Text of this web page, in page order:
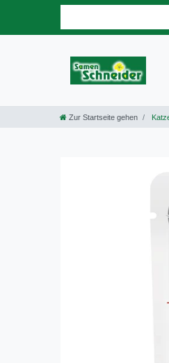
Zur Startseite gehen